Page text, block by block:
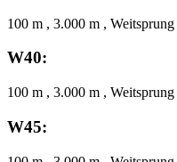
100 m , 3.000 m ,
W40:
100 m , 3.000 m ,
W45: